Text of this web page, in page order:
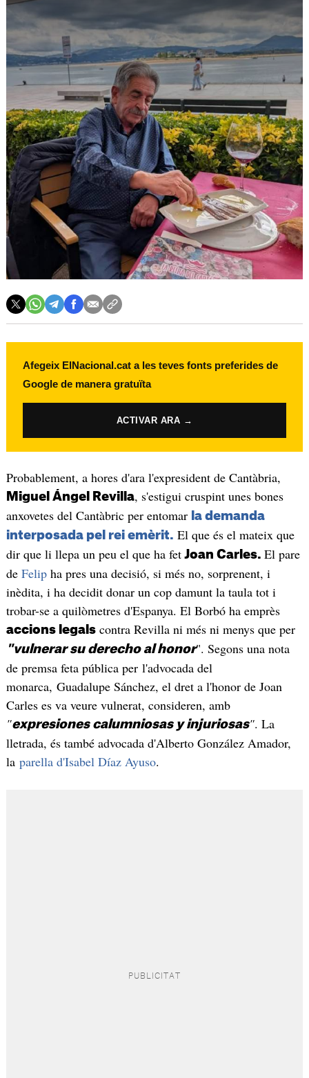
Afegeix ElNacional.cat a les teves fonts preferides de
Google de manera gratuïta
ACTIVAR ARA →
Probablement, a hores d'ara l'expresident de Cantàbria,
Miguel Ángel Revilla, s'estigui cruspint unes bones
anxovetes del Cantàbric per entomar la demanda
interposada pel rei emèrit. El que és el mateix que
dir que li llepa un peu el que ha fetJoan Carles. El pare
de Felip ha pres una decisió, si més no, sorprenent, i
inèdita, i ha decidit donar un cop damunt la taula tot i
trobar-se a quilòmetres d'Espanya. El Borbó ha emprès
accions legalscontra Revilla ni més ni menys que per
"vulnerar su derecho al honor". Segons una nota
de premsa feta pública per l'advocada del
monarca, Guadalupe Sánchez, el dret a l'honor de Joan
Carles es va veure vulnerat, consideren, amb
"expresiones calumniosas y injuriosas". La
lletrada, és també advocada d'Alberto González Amador,
la parella d'Isabel Díaz Ayuso.